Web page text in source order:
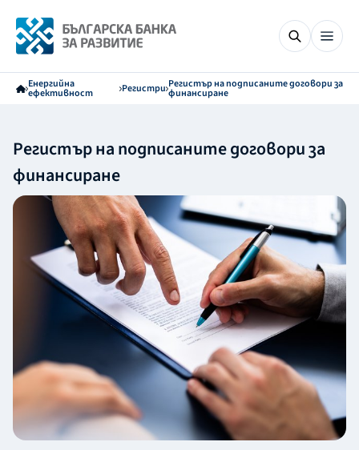
Енергийна
ефективност Регистри Регистър на подписаните договори за
финансиране
Регистър на подписаните договори за
финансиране